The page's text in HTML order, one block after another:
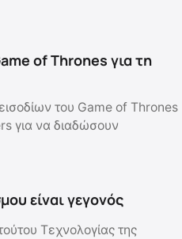
of Thrones για τη
του Game of Thrones
για να διαδώσουν
είναι γεγονός
Τεχνολογίας της